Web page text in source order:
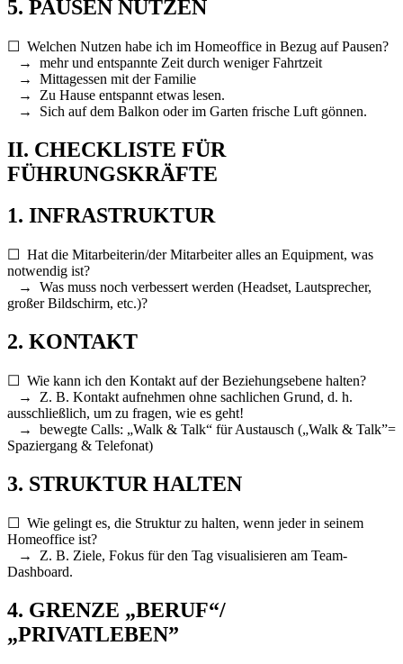
5. PAUSEN NUTZEN
☐ Welchen Nutzen habe ich im Homeoffice in Bezug auf Pausen?
→ mehr und entspannte Zeit durch weniger Fahrtzeit
→ Mittagessen mit der Familie
→ Zu Hause entspannt etwas lesen.
→ Sich auf dem Balkon oder im Garten frische Luft gönnen.
II. CHECKLISTE FÜR
FÜHRUNGSKRÄFTE
1. INFRASTRUKTUR
☐ Hat die Mitarbeiterin/der Mitarbeiter alles an Equipment, was
notwendig ist?
→ Was muss noch verbessert werden (Headset, Lautsprecher,
großer Bildschirm, etc.)?
2. KONTAKT
☐ Wie kann ich den Kontakt auf der Beziehungsebene halten?
→ Z. B. Kontakt aufnehmen ohne sachlichen Grund, d. h.
ausschließlich, um zu fragen, wie es geht!
→ bewegte Calls: „Walk & Talk“ für Austausch („Walk & Talk”=
Spaziergang & Telefonat)
3. STRUKTUR HALTEN
☐ Wie gelingt es, die Struktur zu halten, wenn jeder in seinem
Homeoffice ist?
→ Z. B. Ziele, Fokus für den Tag visualisieren am Team-
Dashboard.
4. GRENZE „BERUF“/
„PRIVATLEBEN”